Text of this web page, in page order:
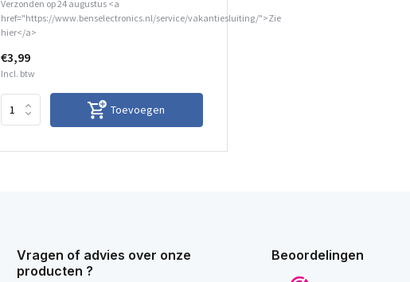
Verzonden op 24 augustus <a
href="https://www.benselectronics.nl/service/vakantiesluiting/">Zie
hier</a>
€3,99
Incl. btw
Toevoegen
Vragen of advies over onze
producten ?
Beoordelingen